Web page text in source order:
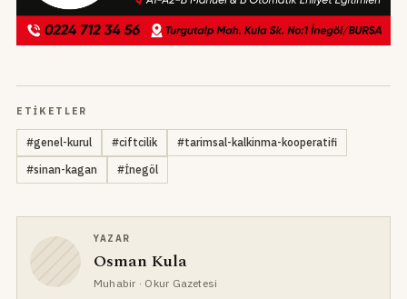
ETIKETLER
#genel-kurul #ciftcilik #tarimsal-kalkinma-kooperatifi
#sinan-kagan #İnegöl
YAZAR
Osman Kula
Muhabir · Okur Gazetesi